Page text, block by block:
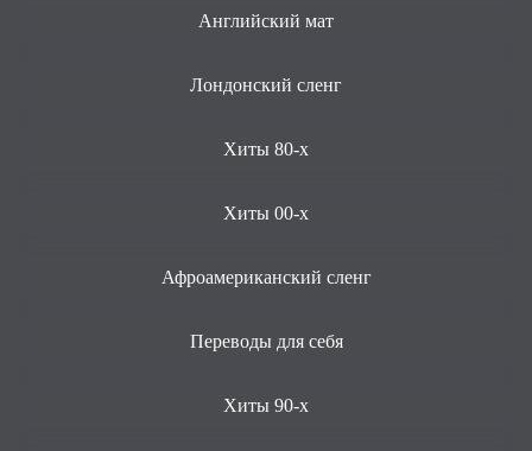
Английский мат
Лондонский сленг
Хиты 80-х
Хиты 00-х
Афроамериканский сленг
Переводы для себя
Хиты 90-х